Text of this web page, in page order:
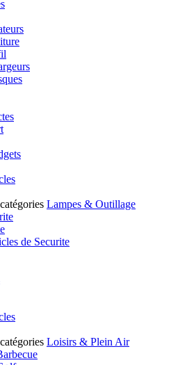
Lampes & Outillage
de Securite
Loisirs & Plein Air